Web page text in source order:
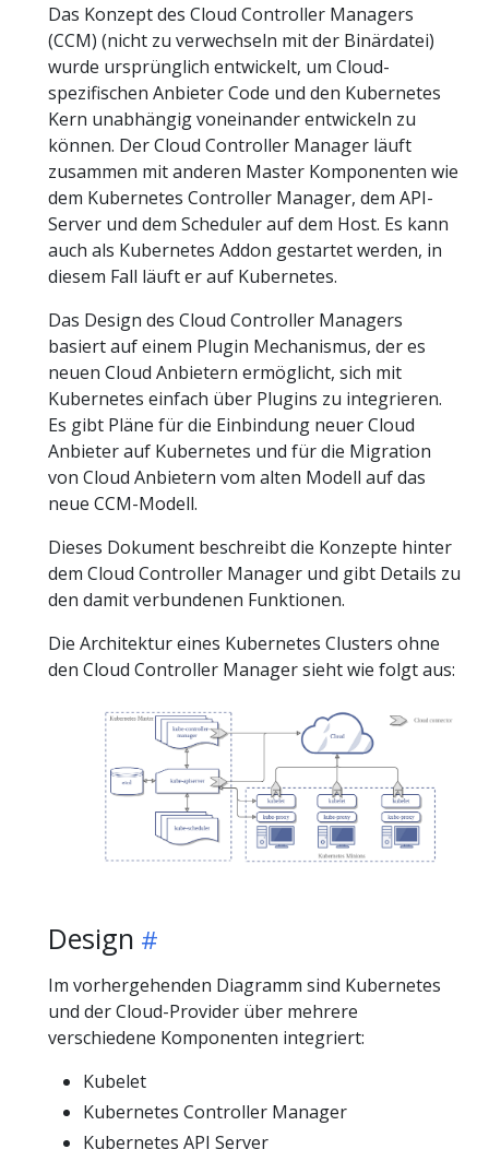
Das Konzept des Cloud Controller Managers
(CCM) (nicht zu verwechseln mit der Binärdatei)
wurde ursprünglich entwickelt, um Cloud-
spezifischen Anbieter Code und den Kubernetes
Kern unabhängig voneinander entwickeln zu
können. Der Cloud Controller Manager läuft
zusammen mit anderen Master Komponenten wie
dem Kubernetes Controller Manager, dem API-
Server und dem Scheduler auf dem Host. Es kann
auch als Kubernetes Addon gestartet werden, in
diesem Fall läuft er auf Kubernetes.
Das Design des Cloud Controller Managers
basiert auf einem Plugin Mechanismus, der es
neuen Cloud Anbietern ermöglicht, sich mit
Kubernetes einfach über Plugins zu integrieren.
Es gibt Pläne für die Einbindung neuer Cloud
Anbieter auf Kubernetes und für die Migration
von Cloud Anbietern vom alten Modell auf das
neue CCM-Modell.
Dieses Dokument beschreibt die Konzepte hinter
dem Cloud Controller Manager und gibt Details zu
den damit verbundenen Funktionen.
Die Architektur eines Kubernetes Clusters ohne
den Cloud Controller Manager sieht wie folgt aus:
Design
Im vorhergehenden Diagramm sind Kubernetes
und der Cloud-Provider über mehrere
verschiedene Komponenten integriert:
Kubelet
Kubernetes Controller Manager
Kubernetes API Server